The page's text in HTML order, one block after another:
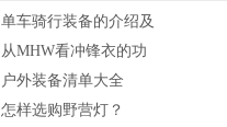
单车骑行装备的介绍及
从MHW看冲锋衣的功
户外装备清单大全
怎样选购野营灯？